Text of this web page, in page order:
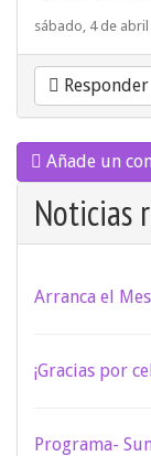
sábado, 4 de
Responder
Añade un
Noticias
Arranca el
¡Gracias por
Programa-